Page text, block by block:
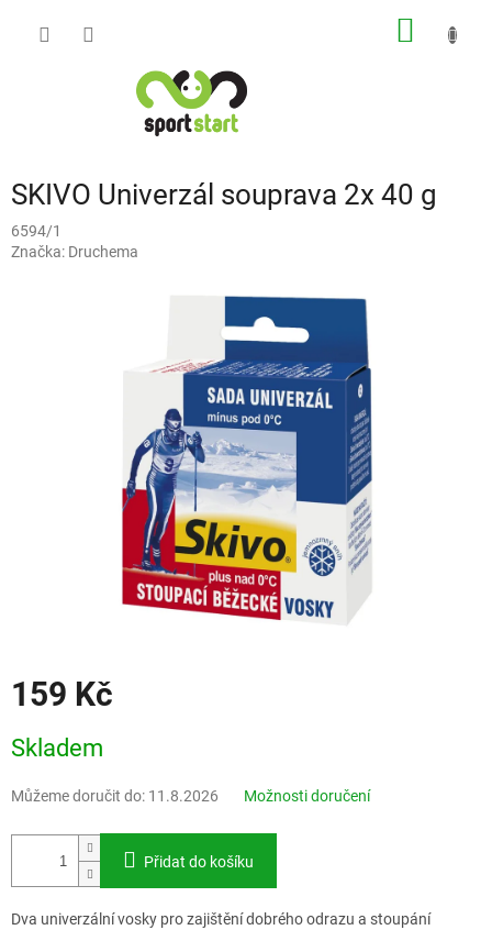
SKIVO Univerzál souprava 2x 40 g
6594/1
Značka: Druchema
159 Kč
cena:
Skladem
Můžeme doručit do: 11.8.2026 Možnosti doručení
Přidat do košíku
Dva univerzální vosky pro zajištění dobrého odrazu a stoupání